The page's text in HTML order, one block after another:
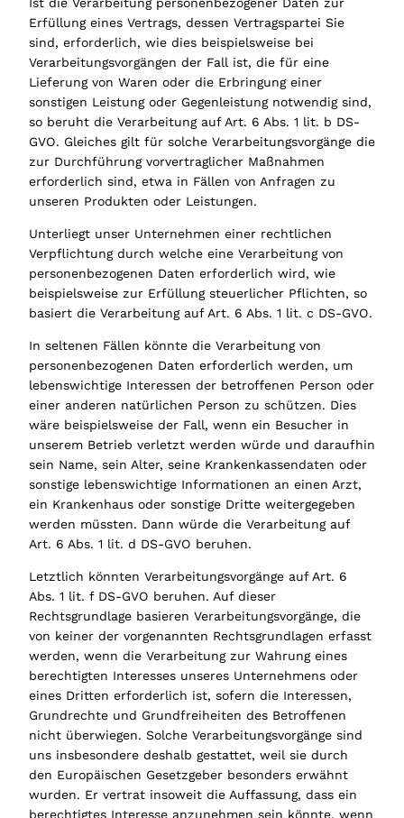
Erfüllung eines Vertrags, dessen Vertragspartei Sie
sind, erforderlich, wie dies beispielsweise bei
Verarbeitungsvorgängen der Fall ist, die für eine
Lieferung von Waren oder die Erbringung einer
sonstigen Leistung oder Gegenleistung notwendig sind,
so beruht die Verarbeitung auf Art. 6 Abs. 1 lit. b DS-
GVO. Gleiches gilt für solche Verarbeitungsvorgänge die
zur Durchführung vorvertraglicher Maßnahmen
erforderlich sind, etwa in Fällen von Anfragen zu
unseren Produkten oder Leistungen.
Unterliegt unser Unternehmen einer rechtlichen
Verpflichtung durch welche eine Verarbeitung von
personenbezogenen Daten erforderlich wird, wie
beispielsweise zur Erfüllung steuerlicher Pflichten, so
basiert die Verarbeitung auf Art. 6 Abs. 1 lit. c DS-GVO.
In seltenen Fällen könnte die Verarbeitung von
personenbezogenen Daten erforderlich werden, um
lebenswichtige Interessen der betroffenen Person oder
einer anderen natürlichen Person zu schützen. Dies
wäre beispielsweise der Fall, wenn ein Besucher in
unserem Betrieb verletzt werden würde und daraufhin
sein Name, sein Alter, seine Krankenkassendaten oder
sonstige lebenswichtige Informationen an einen Arzt,
ein Krankenhaus oder sonstige Dritte weitergegeben
werden müssten. Dann würde die Verarbeitung auf
Art. 6 Abs. 1 lit. d DS-GVO beruhen.
Letztlich könnten Verarbeitungsvorgänge auf Art. 6
Abs. 1 lit. f DS-GVO beruhen. Auf dieser
Rechtsgrundlage basieren Verarbeitungsvorgänge, die
von keiner der vorgenannten Rechtsgrundlagen erfasst
werden, wenn die Verarbeitung zur Wahrung eines
berechtigten Interesses unseres Unternehmens oder
eines Dritten erforderlich ist, sofern die Interessen,
Grundrechte und Grundfreiheiten des Betroffenen
nicht überwiegen. Solche Verarbeitungsvorgänge sind
uns insbesondere deshalb gestattet, weil sie durch
den Europäischen Gesetzgeber besonders erwähnt
wurden. Er vertrat insoweit die Auffassung, dass ein
berechtigtes Interesse anzunehmen sein könnte, wenn